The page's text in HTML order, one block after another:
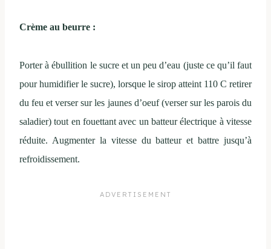
Crème au beurre :
Porter à ébullition le sucre et un peu d’eau (juste ce qu’il faut
pour humidifier le sucre), lorsque le sirop atteint 110 C retirer
du feu et verser sur les jaunes d’oeuf (verser sur les parois du
saladier) tout en fouettant avec un batteur électrique à vitesse
réduite. Augmenter la vitesse du batteur et battre jusqu’à
refroidissement.